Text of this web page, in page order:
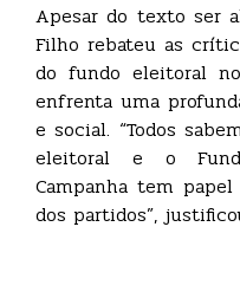
Apesar do texto ser
Filho rebateu as
do fundo eleitoral
enfrenta uma
e social. “Todos
eleitoral e o
Campanha tem
dos partidos”,